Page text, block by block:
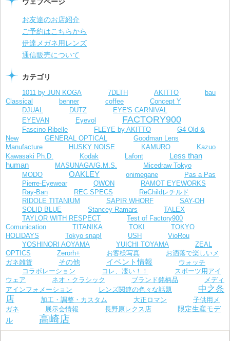
お友達のお店紹介
ご予約はこちらから
伊達メガネ用レンズ
通信販売について
カテゴリ
1011 by JUN KOGA 7DLTH AKITTO
bau
Classical
benner coffee Concept Y
DJUAL DUTZ
EYE'S CARNIVAL
EYEVAN
Eyevol FACTORY900
Fascino Ribelle FLEYE by AKITTO
G4 Old &
New
GENERAL OPTICAL
Goodman Lens
Manufacture
HUSKY NOISE KAMURO
Kazuo
Kawasaki Ph.D.
Kodak Lafont
Less than
human
MASUNAGA/G.M.S.
Micedraw Tokyo
MODO
OAKLEY onimegane
Pas a Pas
Pierre-Eyewear
QWON
RAMOT EYEWORKS
Ray-Ban
REC SPECS
ReChildレチルド
RIDOLE TITANIUM
SAPIR WHORF
SAY-OH
SOLID BLUE
Stancey Ramars TALEX
TAYLOR WITH RESPECT
Test of Factory900
Comunication
TITANIKA TOKI
TOKYO
HOLIDAYS
Tokyo snap! USH VioRou
YOSHINORI AOYAMA YUICHI TOYAMA
ZEAL
OPTICS
Zerorh+ お客様写真
お洒落で楽しいメ
ガネ雑貨
その他 イベント情報
ウォッチ
コラボレーション
コレ、凄い！！
スポーツ用アイ
ウェア
ネオ・クラシック ブランド銘柄品
メディ
アインフォメーション
レンズ関連の色々な話題
中之条
店
加工・調整・カスタム 大正ロマン
子供用メ
ガネ
展示会情報 長野原レクス店
限定生産モデ
ル
高崎店